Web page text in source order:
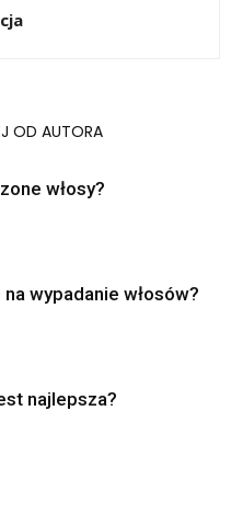
OD AUTORA
włosy?
wypadanie włosów?
najlepsza?